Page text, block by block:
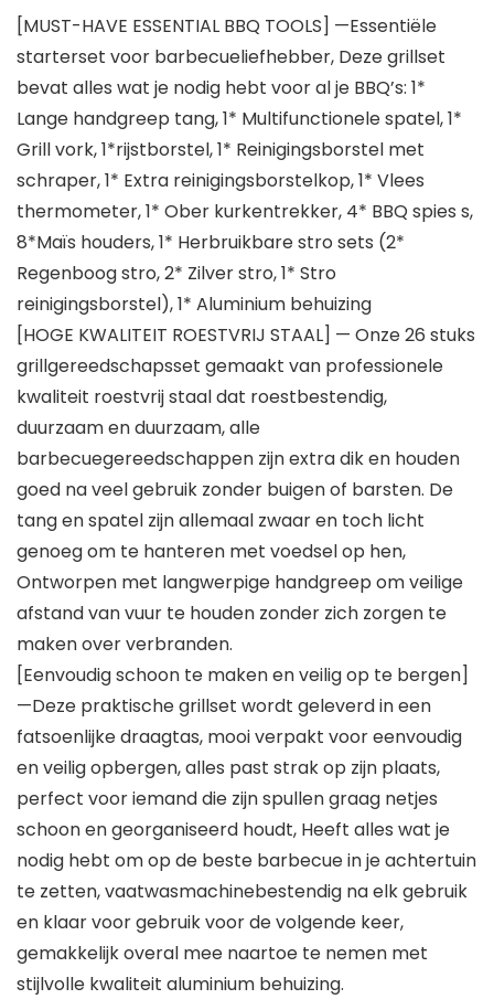
[MUST-HAVE ESSENTIAL BBQ TOOLS] —Essentiële
starterset voor barbecueliefhebber, Deze grillset
bevat alles wat je nodig hebt voor al je BBQ’s: 1*
Lange handgreep tang, 1* Multifunctionele spatel, 1*
Grill vork, 1*rijstborstel, 1* Reinigingsborstel met
schraper, 1* Extra reinigingsborstelkop, 1* Vlees
thermometer, 1* Ober kurkentrekker, 4* BBQ spies s,
8*Maïs houders, 1* Herbruikbare stro sets (2*
Regenboog stro, 2* Zilver stro, 1* Stro
reinigingsborstel), 1* Aluminium behuizing
[HOGE KWALITEIT ROESTVRIJ STAAL] — Onze 26 stuks
grillgereedschapsset gemaakt van professionele
kwaliteit roestvrij staal dat roestbestendig,
duurzaam en duurzaam, alle
barbecuegereedschappen zijn extra dik en houden
goed na veel gebruik zonder buigen of barsten. De
tang en spatel zijn allemaal zwaar en toch licht
genoeg om te hanteren met voedsel op hen,
Ontworpen met langwerpige handgreep om veilige
afstand van vuur te houden zonder zich zorgen te
maken over verbranden.
[Eenvoudig schoon te maken en veilig op te bergen]
—Deze praktische grillset wordt geleverd in een
fatsoenlijke draagtas, mooi verpakt voor eenvoudig
en veilig opbergen, alles past strak op zijn plaats,
perfect voor iemand die zijn spullen graag netjes
schoon en georganiseerd houdt, Heeft alles wat je
nodig hebt om op de beste barbecue in je achtertuin
te zetten, vaatwasmachinebestendig na elk gebruik
en klaar voor gebruik voor de volgende keer,
gemakkelijk overal mee naartoe te nemen met
stijlvolle kwaliteit aluminium behuizing.